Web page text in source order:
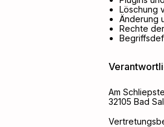
Löschung
Änderung
Rechte
Am
32105 Bad